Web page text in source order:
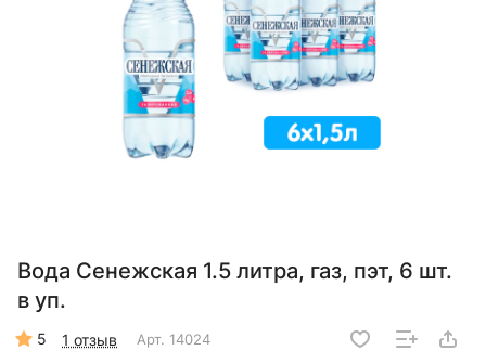
Вода Сенежская 1.5 литра, газ, пэт, 6 шт.
в уп.
5 1 отзыв Арт. 14024